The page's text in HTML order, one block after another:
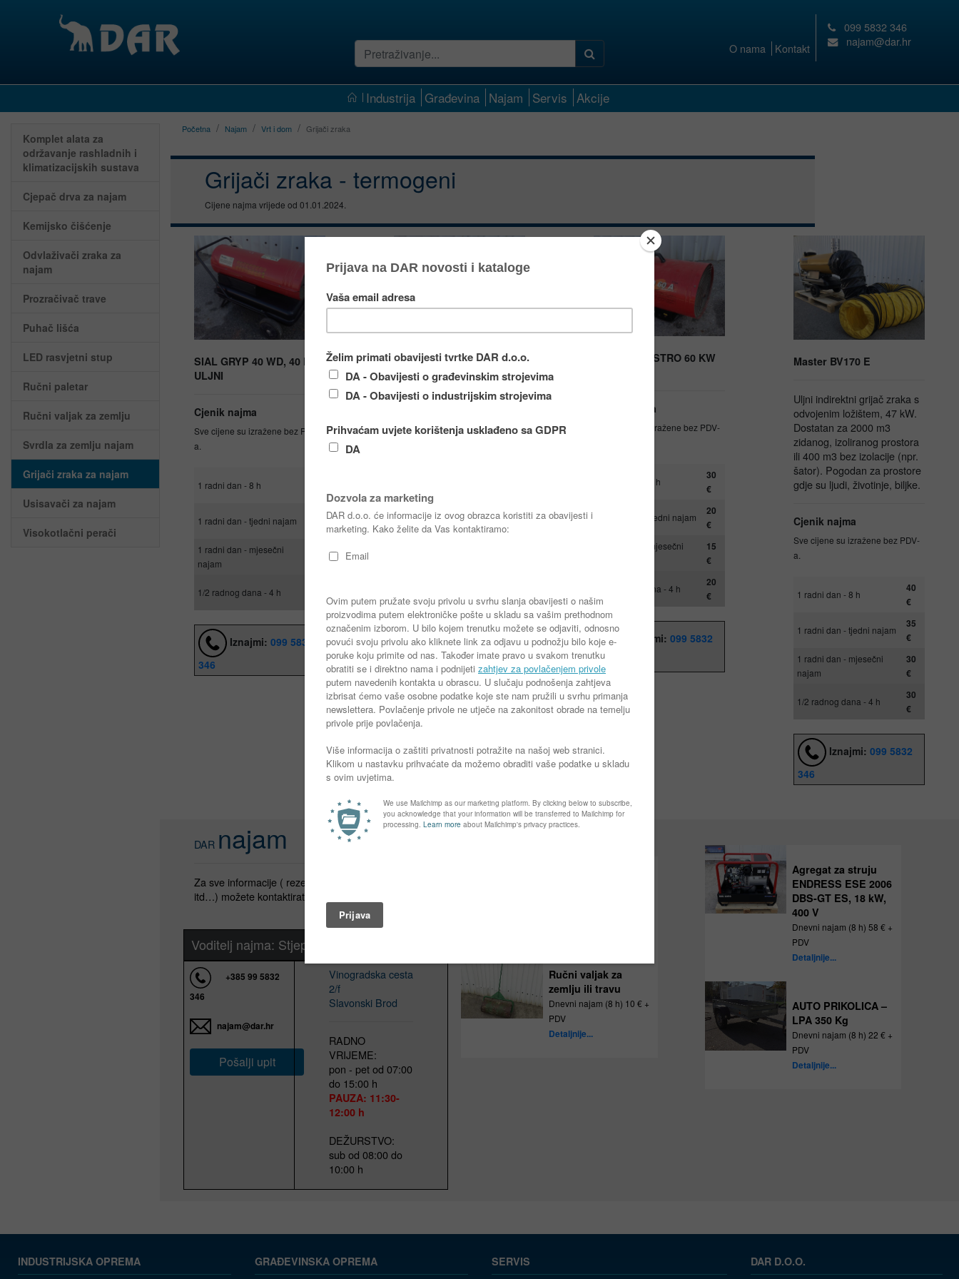
099 5832 346
najam@dar.hr
O nama Kontakt
Industrija Građevina Najam Servis Akcije
Komplet alata za
održavanje rashladnih i
klimatizacijskih sustava
Cjepač drva za najam
Kemijsko čišćenje
Odvlaživači zraka za
najam
Prozračivač trave
Puhač lišća
LED rasvjetni stup
Ručni paletar
Ručni valjak za zemlju
Svrdla za zemlju najam
Grijači zraka za najam
Usisavači za najam
Visokotlačni perači
Početna Najam Vrt i dom Grijači zraka
Grijači zraka - termogeni
Cijene najma vrijede od 01.01.2024.
SIAL GRYP 40 WD, 40 KW
ULJNI
Cjenik najma
Sve cijene su izražene bez PDV-
a.
1 radni dan - 8 h
1 radni dan - tjedni najam
1 radni dan - mjesečni
najam
1/2 radnog dana - 4 h
Iznajmi: 099 5832
346
SIAL KID i ASTRO 30 KW
plinski
Sve cijene su izražene bez PDV-
1 radni dan - tjedni najam
12
€
€
Iznajmi:099 5832
346
SIAL KID i ASTRO 60 KW
Cjenik najma
Sve cijene su izražene bez PDV-
1 radni dan - 8 h
30
€
1 radni dan - tjedni najam
20
€
1 radni dan - mjesečni
15
€
1/2 radnog dana - 4 h
20
€
Iznajmi: 099 5832
346
Master BV170 E
Uljni indirektni grijač zraka s
odvojenim ložištem, 47 kW.
Dostatan za 2000 m3
zidanog, izoliranog prostora
ili 400 m3 bez izolacije (npr.
šator). Pogodan za prostore
gdje su ljudi, životinje, biljke.
Cjenik najma
Sve cijene su izražene bez PDV-
a.
1 radni dan - 8 h
40
€
1 radni dan - tjedni najam
35
€
1 radni dan - mjesečni
najam
30
€
1/2 radnog dana - 4 h
30
€
Iznajmi: 099 5832
346
DAR najam
Za sve informacije ( rezervacija, provjeru dostupnosti
itd…) možete kontaktirati:
Voditelj najma: Stjepan Zarezovski
+385 99 5832
346
najam@dar.hr
Pošalji upit
Vinogradska cesta
2/f
Slavonski Brod
RADNO
VRIJEME:
pon - pet od 07:00
do 15:00 h
PAUZA: 11:30-
12:00 h
DEŽURSTVO:
sub od 08:00 do
10:00 h
Ručni valjak za
zemlju ili travu
Dnevni najam (8 h) 10 € +
PDV
Detaljnije...
Agregat za struju
ENDRESS ESE 2006
DBS-GT ES, 18 kW,
400 V
Dnevni najam (8 h) 58 € +
PDV
Detaljnije...
AUTO PRIKOLICA –
LPA 350 Kg
Dnevni najam (8 h) 22 € +
PDV
Detaljnije...
INDUSTRIJSKA OPREMA GRAĐEVINSKA OPREMA SERVIS DAR D.O.O.